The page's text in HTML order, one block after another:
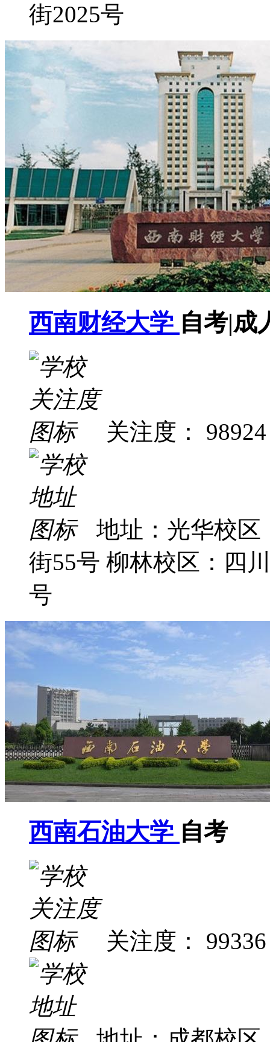
街2025号
西南财经大学 自考|成
关注度： 98924
地址：光华校区
街55号 柳林校区：四
号
西南石油大学 自考
关注度： 99336